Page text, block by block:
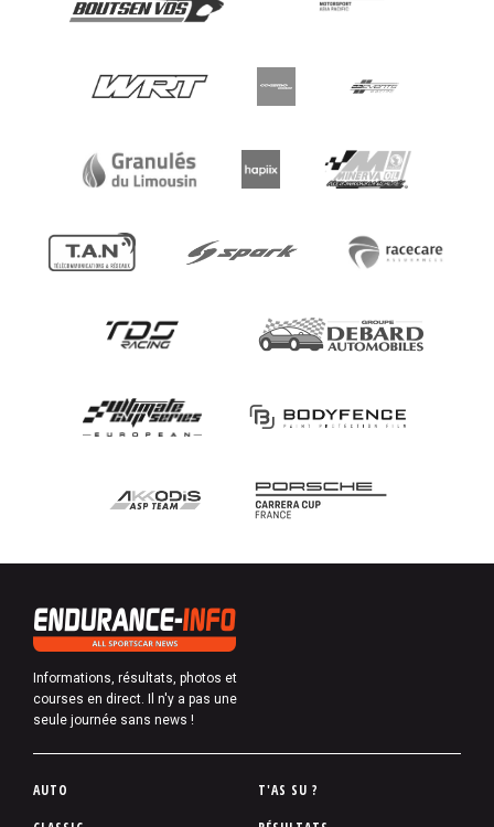
Informations, résultats, photos et
courses en direct. Il n'y a pas une
seule journée sans news !
P
AUTO
T'AS SU ?